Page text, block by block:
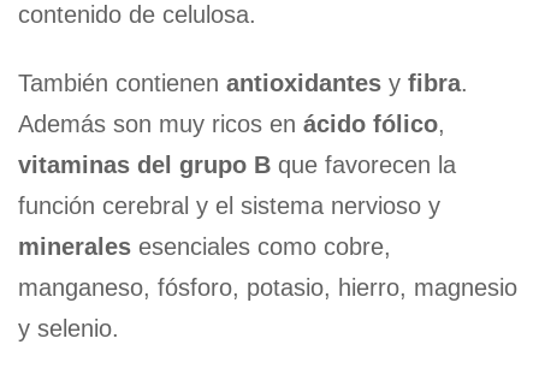
contenido de celulosa.
También contienen antioxidantes y fibra.
Además son muy ricos en ácido fólico,
vitaminas del grupo B que favorecen la
función cerebral y el sistema nervioso y
minerales esenciales como cobre,
manganeso, fósforo, potasio, hierro, magnesio
y selenio.